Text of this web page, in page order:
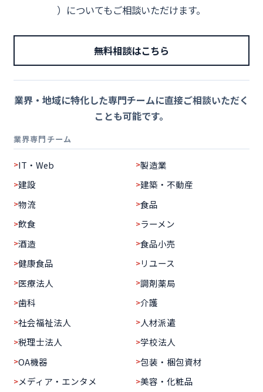
）についてもご相談いただけます。
無料相談はこちら
業界・地域に特化した専門チームに直接ご相談いただく
ことも可能です。
業界専門チーム
IT・Web
製造業
建設
建築・不動産
物流
食品
飲食
ラーメン
酒造
食品小売
健康食品
リユース
医療法人
調剤薬局
歯科
介護
社会福祉法人
人材派遣
税理士法人
学校法人
OA機器
包装・梱包資材
メディア・エンタメ
美容・化粧品